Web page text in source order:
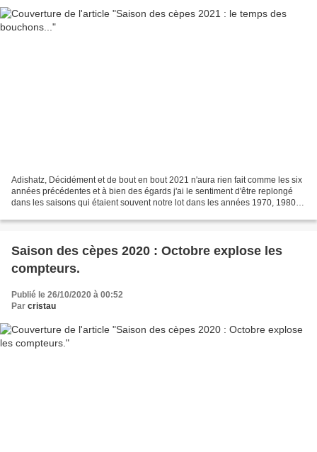
Adishatz, Décidément et de bout en bout 2021 n'aura rien fait comme les six
années précédentes et à bien des égards j'ai le sentiment d'être replongé
dans les saisons qui étaient souvent notre lot dans les années 1970, 1980,
Saison des cèpes 2020 : Octobre explose les
compteurs.
Publié le 26/10/2020 à 00:52
Par cristau